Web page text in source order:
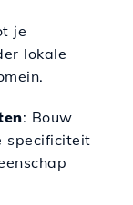
je
lokale
: Bouw
specificiteit